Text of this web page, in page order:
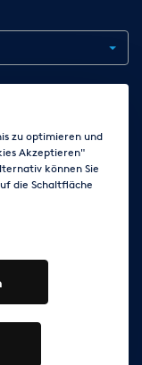
ändern
- Alle Rechte
Eigentümern.
zu optimieren und
Akzeptieren"
können Sie
die Schaltfläche